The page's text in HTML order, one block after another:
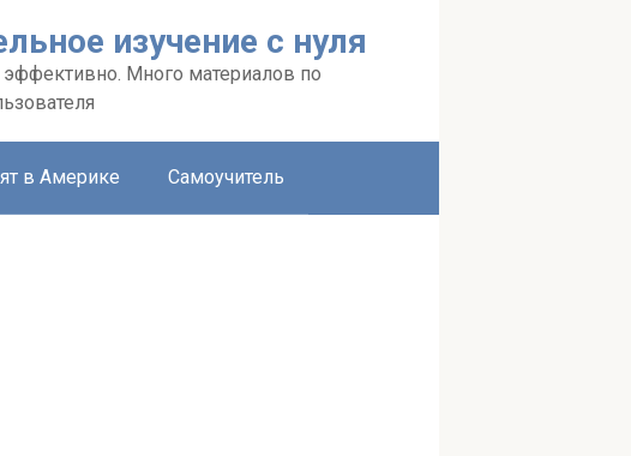
изучение с нуля
эффективно. Много материалов по
в Америке Самоучитель